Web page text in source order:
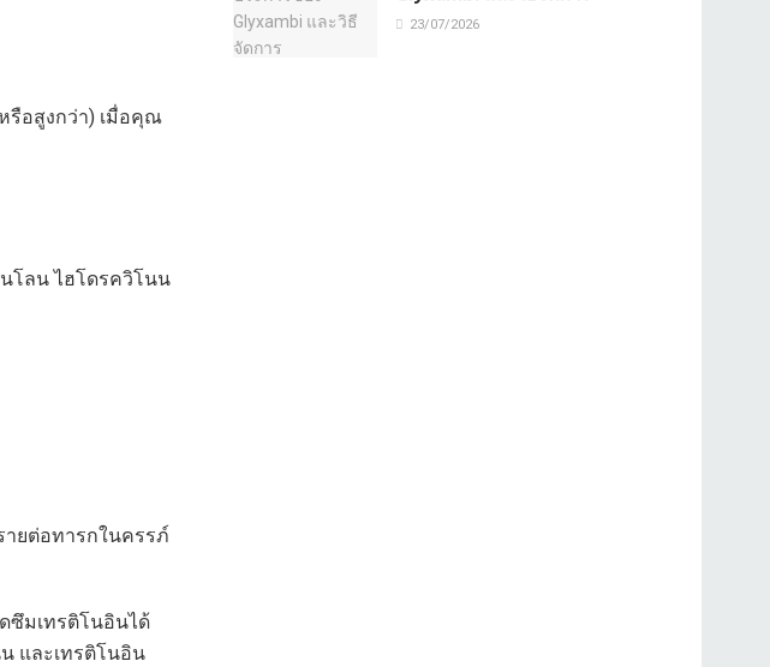
รือสูงกว่า) เมื่อคุณ
โลน ไฮโดรควิโนน
ายต่อทารกในครรภ์
ซึมเทรติโนอินได้
และเทรติโนอิน
23/07/2026